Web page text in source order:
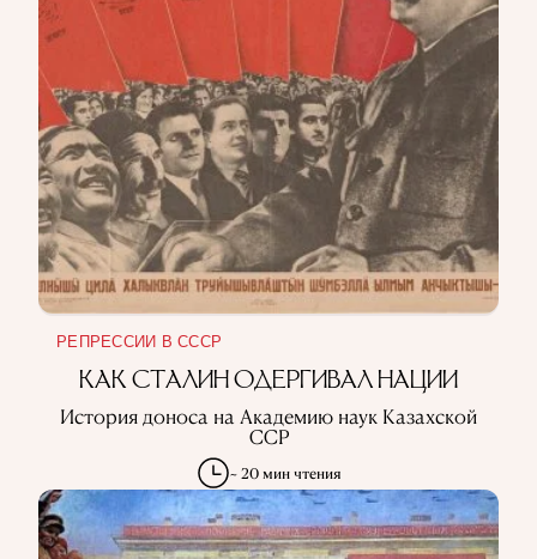
РЕПРЕССИИ В СССР
КАК СТАЛИН ОДЕРГИВАЛ НАЦИИ
История доноса на Академию наук Казахской
ССР
~ 20 мин чтения